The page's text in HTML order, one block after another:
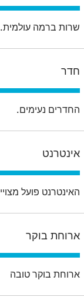
שרות ברמה עולמית.
חדר
החדרים נעימים.
אינטרנט
האינטרנט פועל
ארוחת בוקר
ארוחת בוקר טובה